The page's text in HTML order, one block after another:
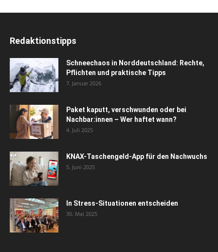
Redaktionstipps
Schneechaos in Norddeutschland: Rechte,
Pflichten und praktische Tipps
7. Januar 2026
Paket kaputt, verschwunden oder bei
Nachbar:innen – Wer haftet wann?
4. Juli 2025
KNAX-Taschengeld-App für den Nachwuchs
5. Juni 2025
In Stress-Situationen entscheiden
30. Mai 2025